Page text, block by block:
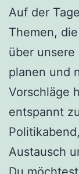
Auf der
Themen,
über
planen und
Vorschläge
entspannt
Austausch